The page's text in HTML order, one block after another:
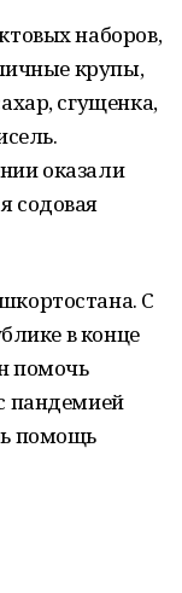
наборов,
крупы,
сгущенка,
оказали
содовая
С
в конце
помочь
пандемией
помощь